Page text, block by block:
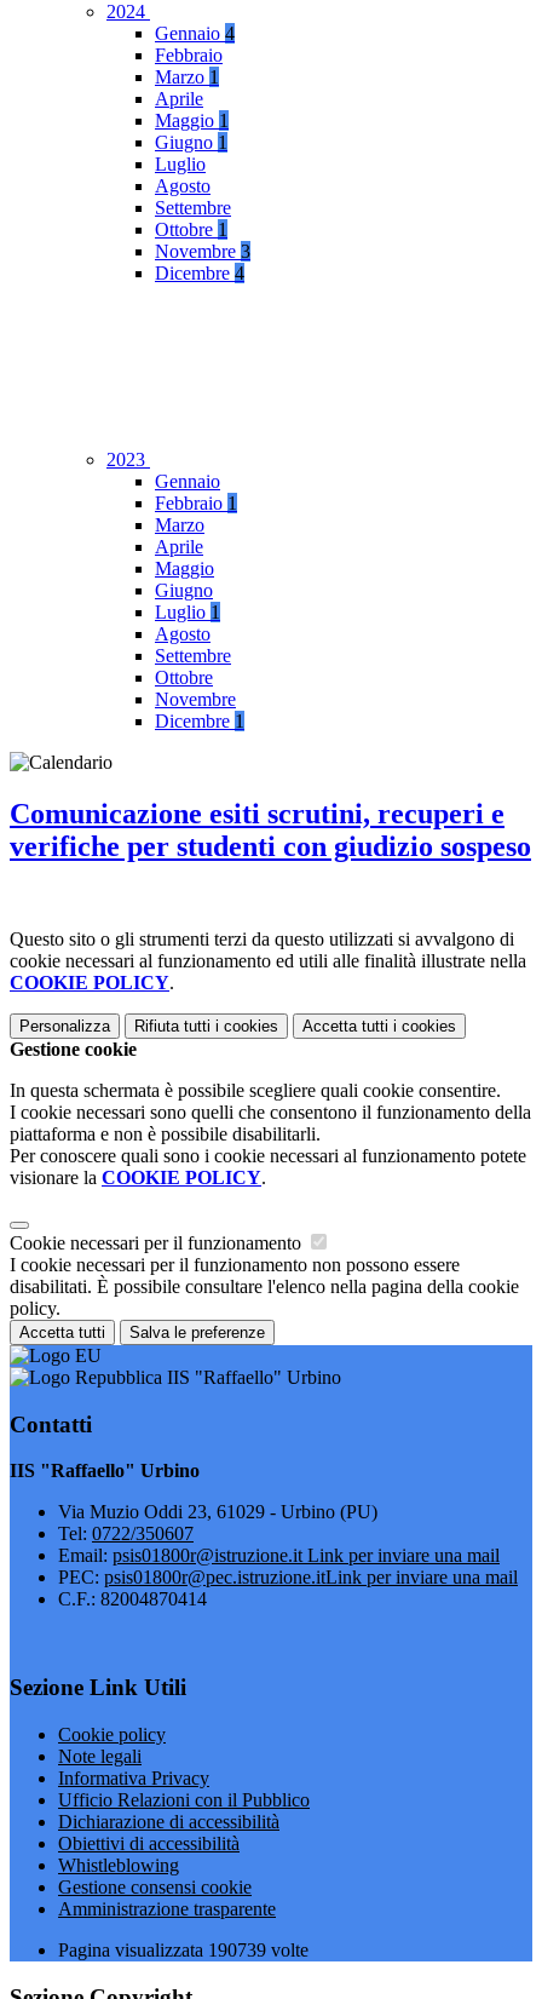
2024
Gennaio 4
Febbraio
Marzo 1
Aprile
Maggio 1
Giugno 1
Luglio
Agosto
Settembre
Ottobre 1
Novembre 3
Dicembre 4
2023
Gennaio
Febbraio 1
Marzo
Aprile
Maggio
Giugno
Luglio 1
Agosto
Settembre
Ottobre
Novembre
Dicembre 1
Comunicazione esiti scrutini, recuperi e
verifiche per studenti con giudizio sospeso
Questo sito o gli strumenti terzi da questo utilizzati si avvalgono di
cookie necessari al funzionamento ed utili alle finalità illustrate nella
COOKIE POLICY.
Personalizza Rifiuta tutti i cookies Accetta tutti i cookies
Gestione cookie
In questa schermata è possibile scegliere quali cookie consentire.
I cookie necessari sono quelli che consentono il funzionamento della
piattaforma e non è possibile disabilitarli.
Per conoscere quali sono i cookie necessari al funzionamento potete
visionare la COOKIE POLICY.
Cookie necessari per il funzionamento
I cookie necessari per il funzionamento non possono essere
disabilitati. È possibile consultare l'elenco nella pagina della cookie
policy.
Accetta tutti Salva le preferenze
IIS "Raffaello" Urbino
Contatti
IIS "Raffaello" Urbino
Via Muzio Oddi 23, 61029 - Urbino (PU)
Tel: 0722/350607
Email: psis01800r@istruzione.it Link per inviare una mail
PEC: psis01800r@pec.istruzione.itLink per inviare una mail
C.F.: 82004870414
Sezione Link Utili
Cookie policy
Note legali
Informativa Privacy
Ufficio Relazioni con il Pubblico
Dichiarazione di accessibilità
Obiettivi di accessibilità
Whistleblowing
Gestione consensi cookie
Amministrazione trasparente
Pagina visualizzata 190739 volte